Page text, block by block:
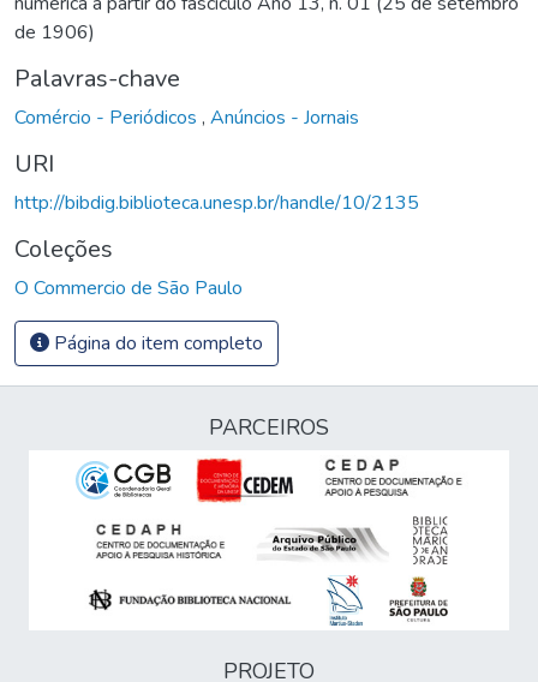
de 1906)
Palavras-chave
Comércio - Periódicos , Anúncios - Jornais
URI
http://bibdig.biblioteca.unesp.br/handle/10/2135
Coleções
O Commercio de São Paulo
Página do item completo
PARCEIROS
PROJETO